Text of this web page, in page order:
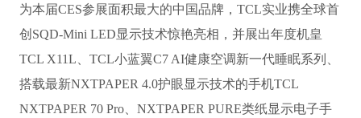
为本届CES参展面积最大的中国品牌，TCL实业携全球首
创SQD-Mini LED显示技术惊艳亮相，并展出年度机皇
TCL X11L、TCL小蓝翼C7 AI健康空调新一代睡眠系列、
搭载最新NXTPAPER 4.0护眼显示技术的手机TCL
NXTPAPER 70 Pro、NXTPAPER PURE类纸显示电子手